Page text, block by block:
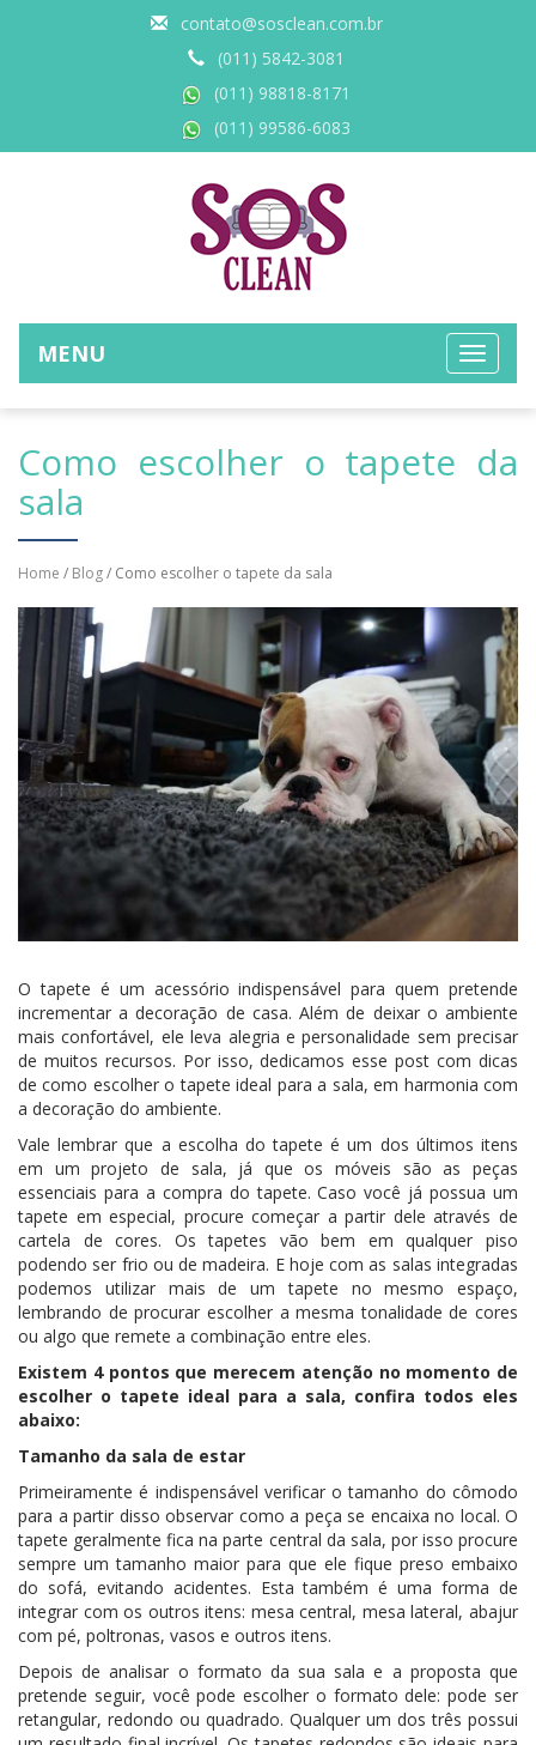
contato@sosclean.com.br
(011) 5842-3081
(011) 98818-8171
(011) 99586-6083
MENU
Como escolher o tapete da
sala
Home / Blog/ Como escolher o tapete da sala
O tapete é um acessório indispensável para quem pretende
incrementar a decoração de casa. Além de deixar o ambiente
mais confortável, ele leva alegria e personalidade sem precisar
de muitos recursos. Por isso, dedicamos esse post com dicas
de como escolher o tapete ideal para a sala, em harmonia com
a decoração do ambiente.
Vale lembrar que a escolha do tapete é um dos últimos itens
em um projeto de sala, já que os móveis são as peças
essenciais para a compra do tapete. Caso você já possua um
tapete em especial, procure começar a partir dele através de
cartela de cores. Os tapetes vão bem em qualquer piso
podendo ser frio ou de madeira. E hoje com as salas integradas
podemos utilizar mais de um tapete no mesmo espaço,
lembrando de procurar escolher a mesma tonalidade de cores
ou algo que remete a combinação entre eles.
Existem 4 pontos que merecem atenção no momento de
escolher o tapete ideal para a sala, confira todos eles
abaixo:
Tamanho da sala de estar
Primeiramente é indispensável verificar o tamanho do cômodo
para a partir disso observar como a peça se encaixa no local. O
tapete geralmente fica na parte central da sala, por isso procure
sempre um tamanho maior para que ele fique preso embaixo
do sofá, evitando acidentes. Esta também é uma forma de
integrar com os outros itens: mesa central, mesa lateral, abajur
com pé, poltronas, vasos e outros itens.
Depois de analisar o formato da sua sala e a proposta que
pretende seguir, você pode escolher o formato dele: pode ser
retangular, redondo ou quadrado. Qualquer um dos três possui